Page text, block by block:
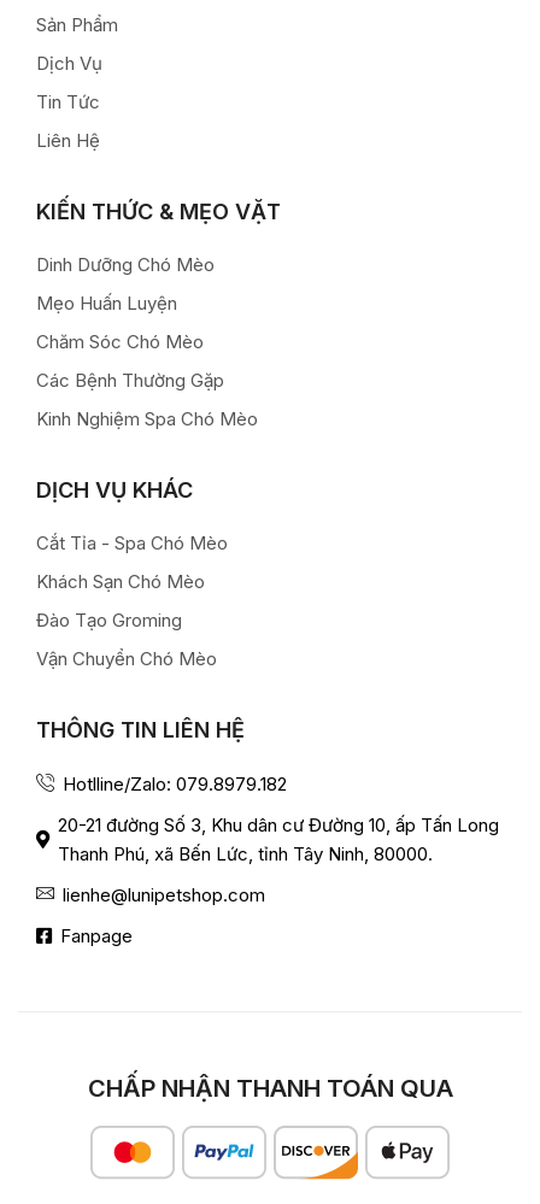
Sản Phẩm
Dịch Vụ
Tin Tức
Liên Hệ
KIẾN THỨC & MẸO VẶT
Dinh Dưỡng Chó Mèo
Mẹo Huấn Luyện
Chăm Sóc Chó Mèo
Các Bệnh Thường Gặp
Kinh Nghiệm Spa Chó Mèo
DỊCH VỤ KHÁC
Cắt Tỉa - Spa Chó Mèo
Khách Sạn Chó Mèo
Đào Tạo Groming
Vận Chuyển Chó Mèo
THÔNG TIN LIÊN HỆ
Hotlline/Zalo: 079.8979.182
20-21 đường Số 3, Khu dân cư Đường 10, ấp Tấn Long
Thanh Phú, xã Bến Lức, tỉnh Tây Ninh, 80000.
lienhe@lunipetshop.com
Fanpage
CHẤP NHẬN THANH TOÁN QUA